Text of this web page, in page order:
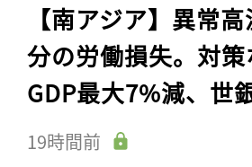
【南アジア】異常
分の労働損失。対
GDP最大7%減、世
19時間前